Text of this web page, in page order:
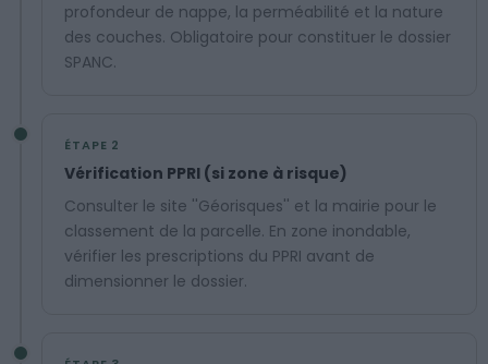
profondeur de nappe, la perméabilité et la nature
des couches. Obligatoire pour constituer le dossier
SPANC.
ÉTAPE 2
Vérification PPRI (si zone à risque)
Consulter le site ''Géorisques'' et la mairie pour le
classement de la parcelle. En zone inondable,
vérifier les prescriptions du PPRI avant de
dimensionner le dossier.